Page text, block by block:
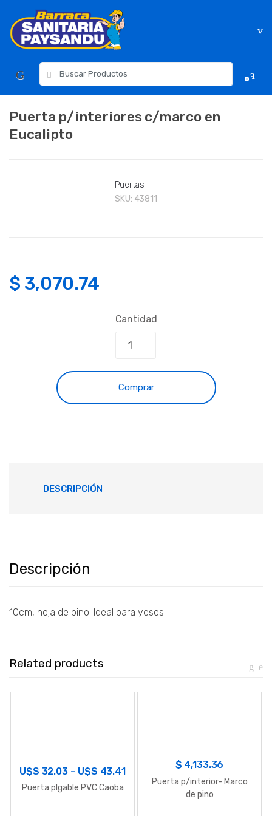
navigation
content
para:
0
Puerta p/interiores c/marco en
Eucalipto
Puertas
SKU: 43811
$ 3,070.74
Cantidad
Comprar
DESCRIPCIÓN
Descripción
10cm, hoja de pino. Ideal para yesos
Related products
U$S 32.03– U$S 43.41
Puerta plgable PVC Caoba
$ 4,133.36
Puerta p/interior- Marco
de pino